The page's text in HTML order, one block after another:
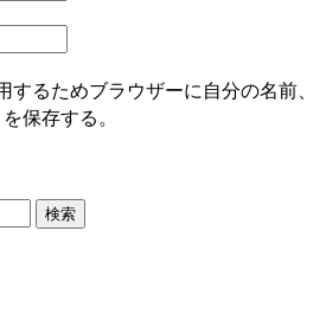
するためブラウザーに自分の名前、
保存する。